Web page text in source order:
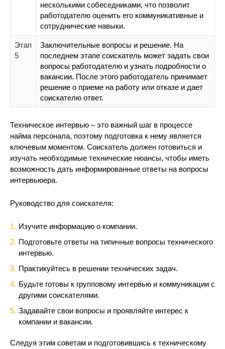
несколькими собеседниками, что позволит
работодателю оценить его коммуникативные и
сотруднические навыки.
Этап
5
Заключительные вопросы и решение. На
последнем этапе соискатель может задать свои
вопросы работодателю и узнать подробности о
вакансии. После этого работодатель принимает
решение о приеме на работу или отказе и дает
соискателю ответ.
Техническое интервью – это важный шаг в процессе
найма персонала, поэтому подготовка к нему является
ключевым моментом. Соискатель должен готовиться и
изучать необходимые технические нюансы, чтобы иметь
возможность дать информированные ответы на вопросы
интервьюера.
Руководство для соискателя:
Изучите информацию о компании.
Подготовьте ответы на типичные вопросы технического
интервью.
Практикуйтесь в решении технических задач.
Будьте готовы к групповому интервью и коммуникации с
другими соискателями.
Задавайте свои вопросы и проявляйте интерес к
компании и вакансии.
Следуя этим советам и подготовившись к техническому